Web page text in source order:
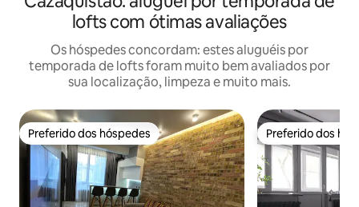
lofts com ótimas avaliações
Os hóspedes concordam: estes aluguéis por
temporada de lofts foram muito bem avaliados por
sua localização, limpeza e muito mais.
Preferido dos hóspedes
Preferido dos hóspedes Preferido dos
Preferido dos